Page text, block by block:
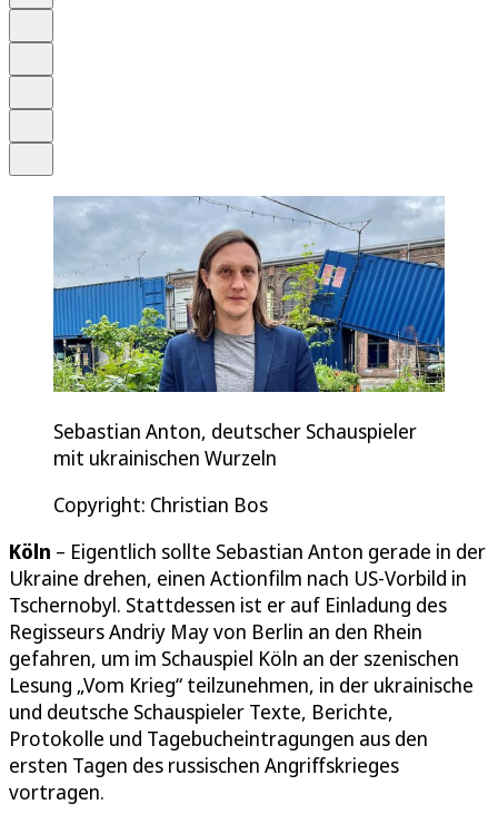
Sebastian Anton, deutscher Schauspieler
mit ukrainischen Wurzeln
Copyright: Christian Bos
Köln – Eigentlich sollte Sebastian Anton gerade in der
Ukraine drehen, einen Actionfilm nach US-Vorbild in
Tschernobyl. Stattdessen ist er auf Einladung des
Regisseurs Andriy May von Berlin an den Rhein
gefahren, um im Schauspiel Köln an der szenischen
Lesung „Vom Krieg“ teilzunehmen, in der ukrainische
und deutsche Schauspieler Texte, Berichte,
Protokolle und Tagebucheintragungen aus den
ersten Tagen des russischen Angriffskrieges
vortragen.